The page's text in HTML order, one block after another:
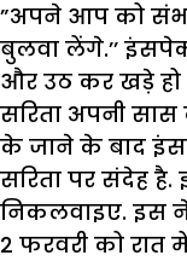
”अपने आप को
बुलवा लेंगे.’’
और उठ कर खड़े हो
सरिता अपनी
के जाने के बाद
सरिता पर संदेह
निकलवाइए. इस ने
2 फरवरी को रात